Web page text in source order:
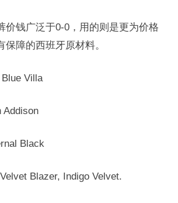
价钱广泛于0-0，用的则是更为价格
障的西班牙原材料。
Villa
Addison
Black
Blazer, Indigo Velvet.